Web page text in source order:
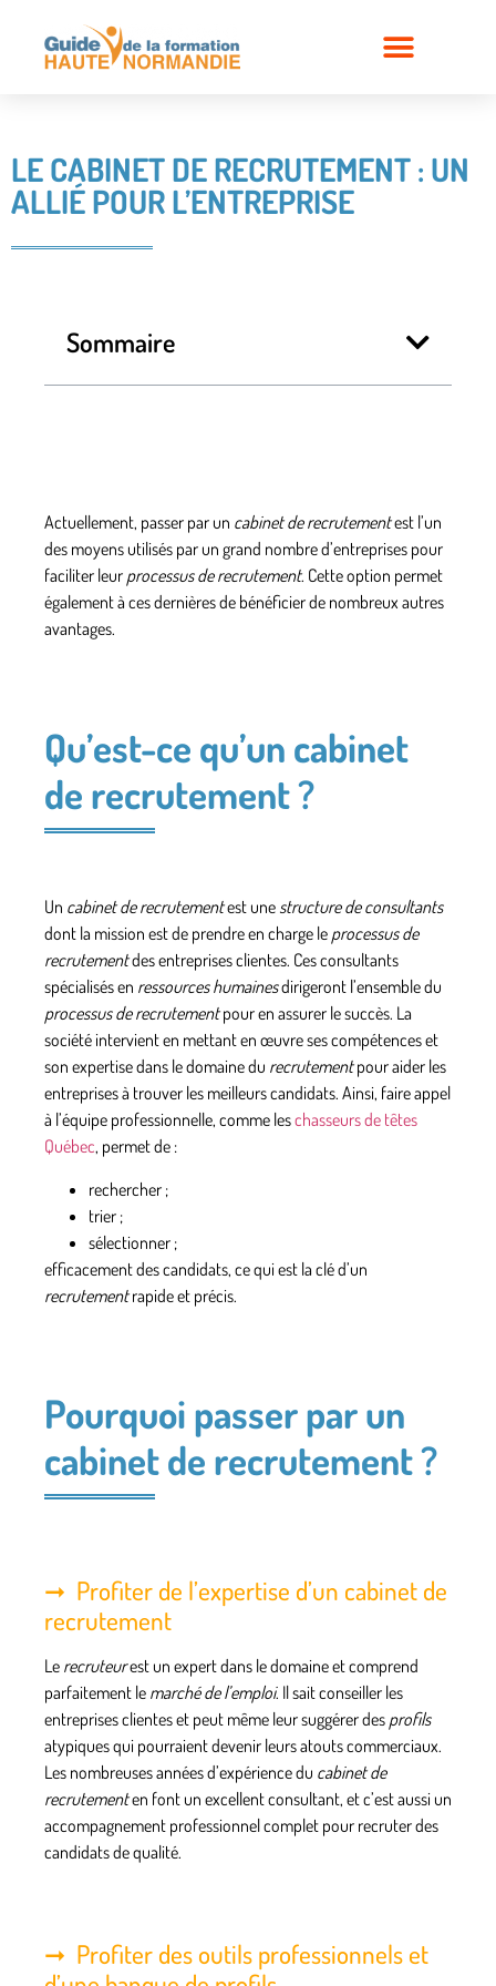
LE CABINET DE RECRUTEMENT : UN
ALLIÉ POUR L’ENTREPRISE
Sommaire
Actuellement, passer par un cabinet de recrutementest l’un
des moyens utilisés par un grand nombre d’entreprises pour
faciliter leur processus de recrutement. Cette option permet
également à ces dernières de bénéficier de nombreux autres
avantages.
Qu’est-ce qu’un cabinet
de recrutement ?
Un cabinet de recrutementest une structure de consultants
dont la mission est de prendre en charge le processus de
recrutementdes entreprises clientes. Ces consultants
spécialisés en ressources humainesdirigeront l’ensemble du
processus de recrutementpour en assurer le succès. La
société intervient en mettant en œuvre ses compétences et
son expertise dans le domaine du recrutementpour aider les
entreprises à trouver les meilleurs candidats. Ainsi, faire appel
à l’équipe professionnelle, comme leschasseurs de têtes
Québec, permet de :
rechercher ;
trier ;
sélectionner ;
efficacement des candidats, ce qui est la clé d’un
recrutementrapide et précis.
Pourquoi passer par un
cabinet de recrutement ?
Profiter de l’expertise d’un cabinet de
recrutement
Le recruteurest un expert dans le domaine et comprend
parfaitement le marché de l’emploi. Il sait conseiller les
entreprises clientes et peut même leur suggérer des profils
atypiques qui pourraient devenir leurs atouts commerciaux.
Les nombreuses années d’expérience du cabinet de
recrutementen font un excellent consultant, et c’est aussi un
accompagnement professionnel complet pour recruter des
candidats de qualité.
Profiter des outils professionnels et